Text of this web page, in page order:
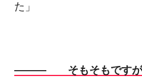
た」
――― そもそもですが